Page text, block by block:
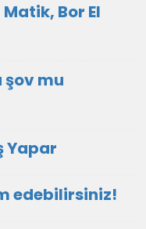
Bor El
şov mu
Yapar
edebilirsiniz!